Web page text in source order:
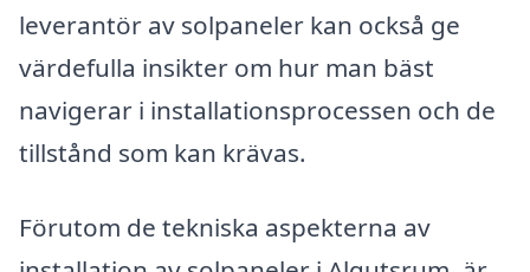
leverantör av solpaneler kan också ge
värdefulla insikter om hur man bäst
navigerar i installationsprocessen och de
tillstånd som kan krävas.
Förutom de tekniska aspekterna av